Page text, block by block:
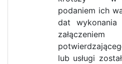
podaniem ich
dat
lub usługi